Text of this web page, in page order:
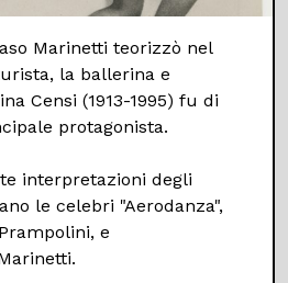
Marinetti teorizzò nel
la ballerina e
Censi (1913-1995) fu di
protagonista.
interpretazioni degli
le celebri "Aerodanza",
e